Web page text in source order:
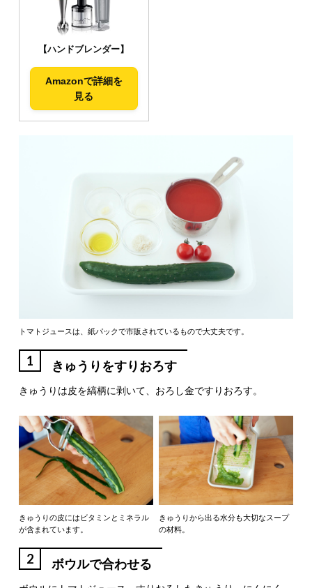
【ハンドブレンダー】
Amazonで詳細を
見る
トマトジュースは、紙パックで市販されているもので大丈夫です。
1 きゅうりをすりおろす
きゅうりは皮を縞柄に剥いて、おろし金ですりおろす。
きゅうりの皮にはビタミンとミネラル
が含まれています。
きゅうりから出る水分も大切なスープ
の材料。
2 ボウルで合わせる